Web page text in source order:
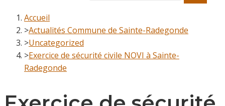
Accueil
>Actualités Commune de Sainte-Radegonde
>Uncategorized
>Exercice de sécurité civile NOVI à Sainte-
Radegonde